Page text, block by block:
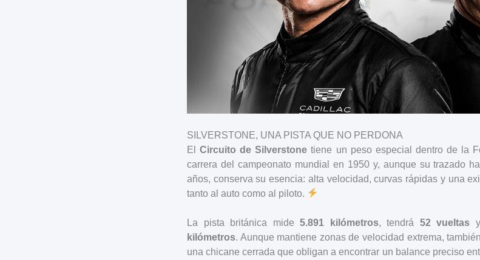
SILVERSTONE, UNA PISTA QUE NO PERDONA
ElCircuito de Silverstone tiene un peso especial dentro de la
carrera del campeonato mundial en 1950 y, aunque su trazado
años, conserva su esencia: alta velocidad, curvas rápidas y una
tanto al auto como al piloto.
La pista británica mide 5.891 kilómetros, tendrá 52 vueltas
kilómetros. Aunque mantiene zonas de velocidad extrema,
una chicane cerrada que obligan a encontrar un balance preciso